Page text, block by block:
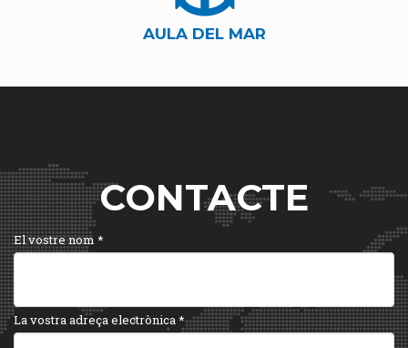
AULA DEL MAR
CONTACTE
El vostre nom *
La vostra adreça electrònica*